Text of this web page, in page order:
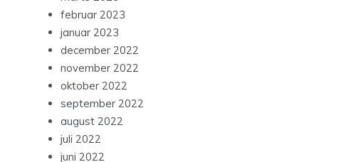
februar 2023
januar 2023
december 2022
november 2022
oktober 2022
september 2022
august 2022
juli 2022
juni 2022